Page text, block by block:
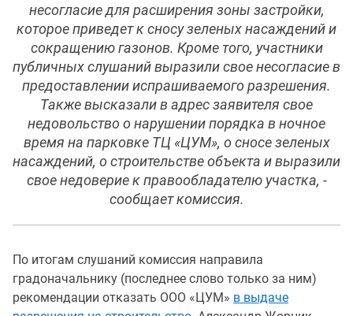
несогласие для расширения зоны застройки,
которое приведет к сносу зеленых насаждений и
сокращению газонов. Кроме того, участники
публичных слушаний выразили свое несогласие в
предоставлении испрашиваемого разрешения.
Также высказали в адрес заявителя свое
недовольство о нарушении порядка в ночное
время на парковке ТЦ «ЦУМ», о сносе зеленых
насаждений, о строительстве объекта и выразили
свое недоверие к правообладателю участка, -
сообщает комиссия.
По итогам слушаний комиссия направила
градоначальнику (последнее слово только за ним)
рекомендации отказать ООО «ЦУМ» в выдаче